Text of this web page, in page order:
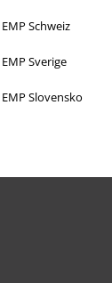
EMP Schweiz
EMP Sverige
EMP Slovensko